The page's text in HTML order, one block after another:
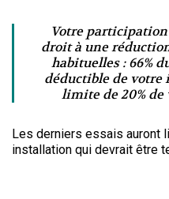
Votre
droit à une
habituelles : 66%
déductible de votre
limite de 20% de
Les derniers essais auront
installation qui devrait être